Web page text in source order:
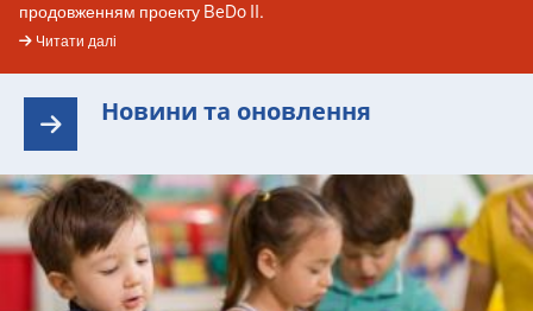
продовженням проекту BeDo II.
Читати далі
Новини та оновлення